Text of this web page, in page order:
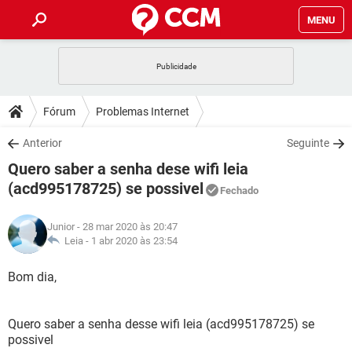
MENU
CELULAR FACEBOOK
OUTLOOK
INSTAGRAM GMAIL
GUIA DE COMPRAS
DICAS
JOGOS WHATSAPP
OUTLOOK EXCEL
GUIA DE COMPRAS
DOWNLOADS
JOGOS WHATSAPP
CELULAR FACEBOOK
OUTLOOK
INSTAGRAM
GUIA DE COMPRAS
FÓRUM
CELULAR
GUIA DE COMPRAS
GLOSSÁRIO
JOGOS
CELULAR
INSTAGRAM GMAIL
Fórum Problemas Internet
Anterior Seguinte
Quero saber a senha dese wifi leia
(acd995178725) se possivel
Fechado
Junior - 28 mar 2020 às 20:47
Leia - 1 abr 2020 às 23:54
Bom dia,
Quero saber a senha desse wifi leia (acd995178725) se
possivel